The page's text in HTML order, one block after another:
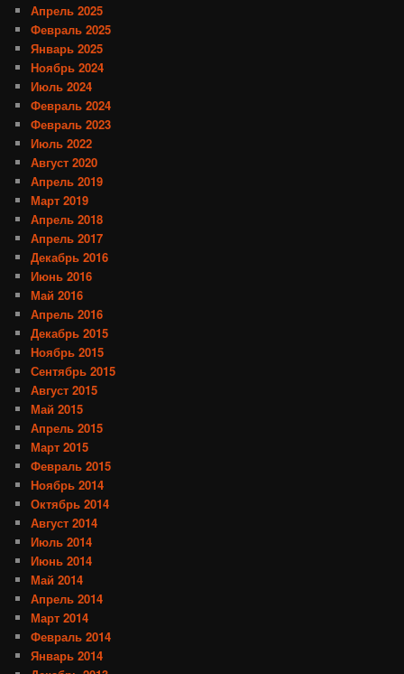
Апрель 2025
Февраль 2025
Январь 2025
Ноябрь 2024
Июль 2024
Февраль 2024
Февраль 2023
Июль 2022
Август 2020
Апрель 2019
Март 2019
Апрель 2018
Апрель 2017
Декабрь 2016
Июнь 2016
Май 2016
Апрель 2016
Декабрь 2015
Ноябрь 2015
Сентябрь 2015
Август 2015
Май 2015
Апрель 2015
Март 2015
Февраль 2015
Ноябрь 2014
Октябрь 2014
Август 2014
Июль 2014
Июнь 2014
Май 2014
Апрель 2014
Март 2014
Февраль 2014
Январь 2014